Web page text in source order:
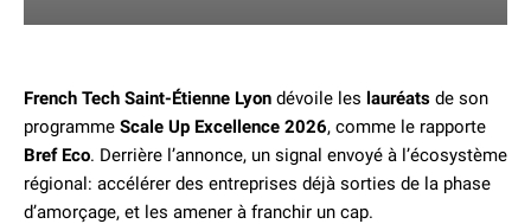
French Tech Saint-Étienne Lyon dévoile les lauréats de son
programme Scale Up Excellence 2026, comme le rapporte
Bref Eco. Derrière l’annonce, un signal envoyé à l’écosystème
régional: accélérer des entreprises déjà sorties de la phase
d’amorçage, et les amener à franchir un cap.